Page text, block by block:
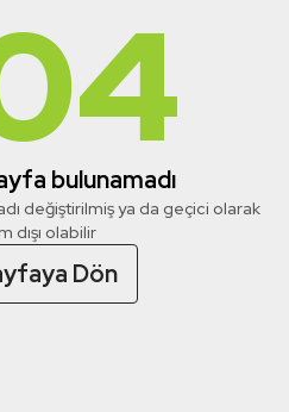
bulunamadı
adı değiştirilmiş ya da geçici olarak
dışı olabilir
Dön